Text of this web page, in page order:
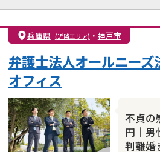
離婚前相談
離婚調停
親権・面会交流権
DV
不貞・不倫慰謝料請求
国際離婚
財産分与
内縁の夫婦
兵庫県 (近隣エリア) ・ 神戸市
不貞の
円｜男
判離婚
弁護士法人オールニーズ
オフィス